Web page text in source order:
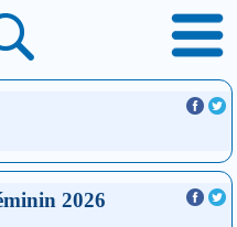
2026